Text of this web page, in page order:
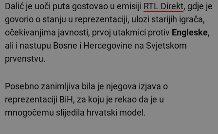
Dalić je uoči puta gostovao u emisiji RTL Direkt, gdje je
govorio o stanju u reprezentaciji, ulozi starijih igrača,
očekivanjima javnosti, prvoj utakmici protiv Engleske,
ali i nastupu Bosne i Hercegovine na Svjetskom
prvenstvu.
Posebno zanimljiva bila je njegova izjava o
reprezentaciji BiH, za koju je rekao da je u
mnogočemu slijedila hrvatski model.